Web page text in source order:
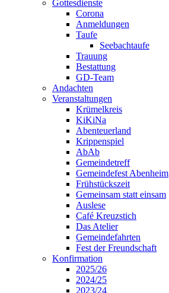
Gottesdienste
Corona
Anmeldungen
Taufe
Seebachtaufe
Trauung
Bestattung
GD-Team
Andachten
Veranstaltungen
Krümelkreis
KiKiNa
Abenteuerland
Krippenspiel
AbAb
Gemeindetreff
Gemeindefest Abenheim
Frühstückszeit
Gemeinsam statt einsam
Auslese
Café Kreuzstich
Das Atelier
Gemeindefahrten
Fest der Freundschaft
Konfirmation
2025/26
2024/25
2023/24